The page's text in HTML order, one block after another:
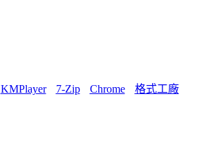
KMPlayer 7-Zip Chrome 格式工廠